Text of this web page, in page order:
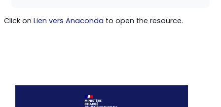
Click on Lien vers Anaconda to open the resource.